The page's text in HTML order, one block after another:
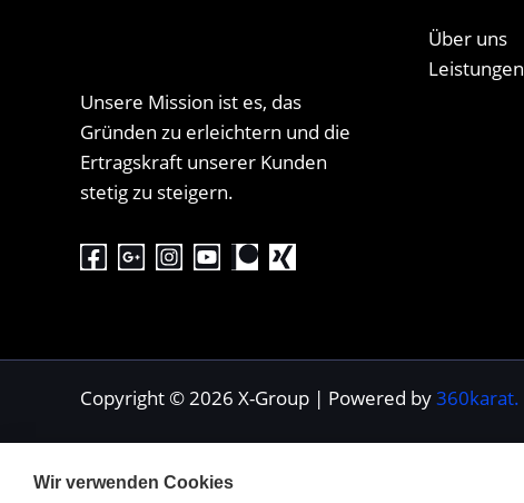
Wir verwenden Cookies
Unsere Mission ist es, das
Gründen zu erleichtern und die
Ertragskraft unserer Kunden
stetig zu steigern.
Über uns
Leistungen
Copyright © 2026 X-Group | Powered by360karat.